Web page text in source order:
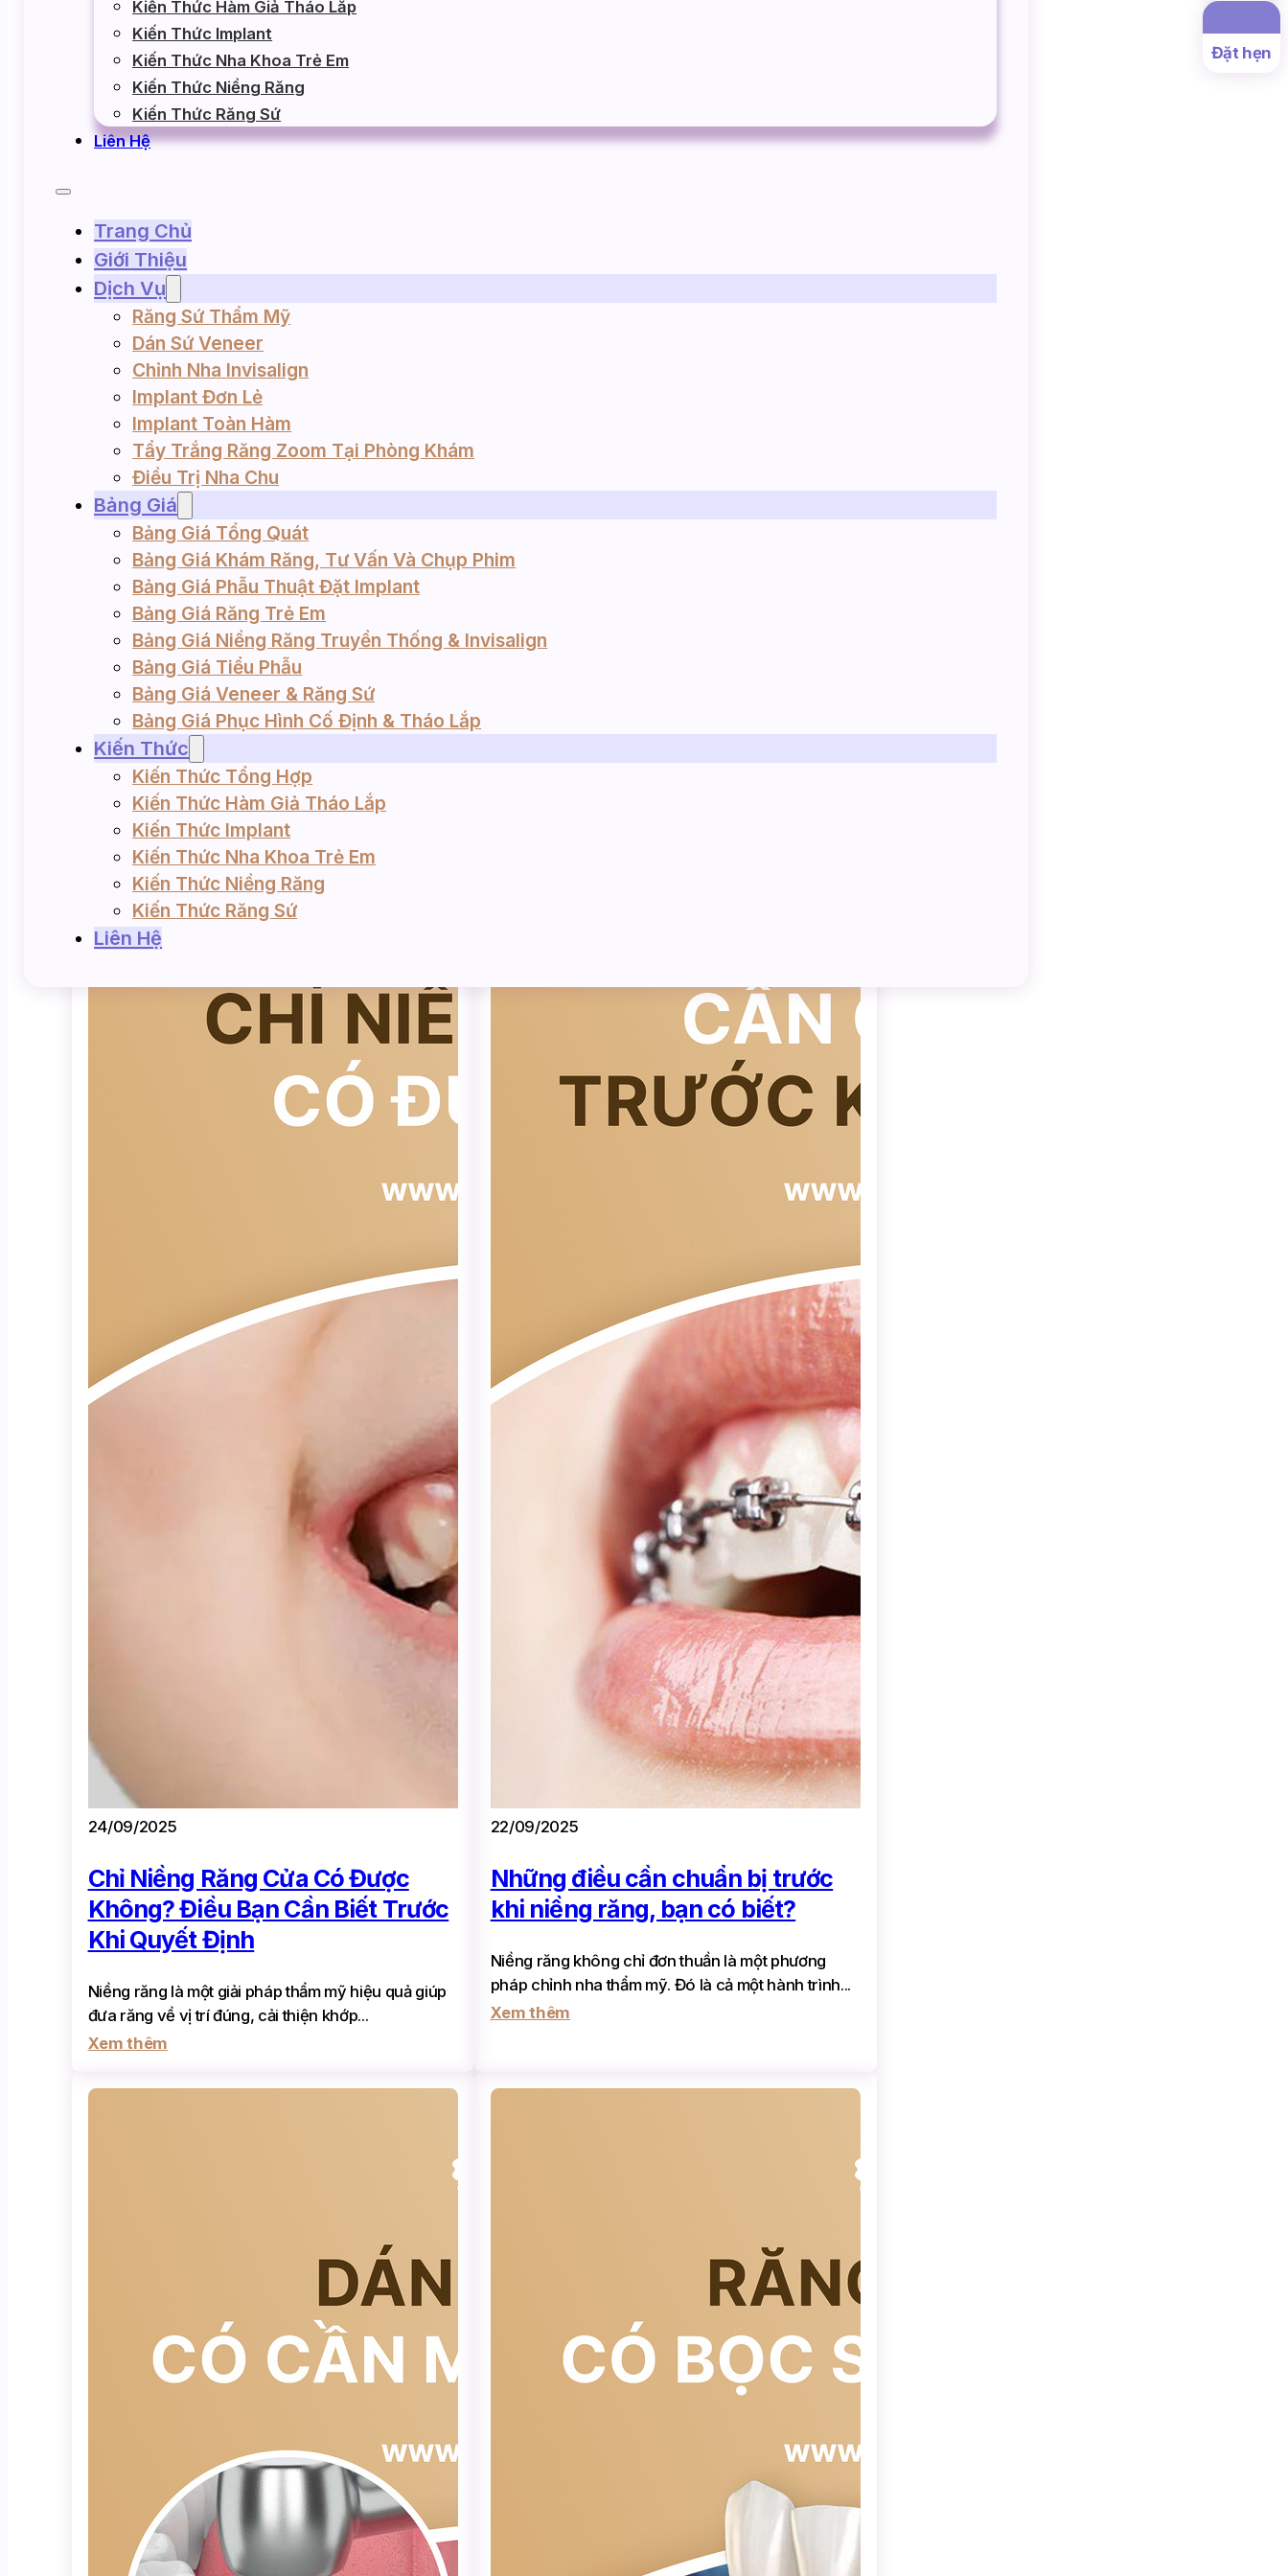
Kiến Thức Hàm Giả Tháo Lắp
Kiến Thức Implant
Kiến Thức Nha Khoa Trẻ Em
Kiến Thức Niềng Răng
Kiến Thức Răng Sứ
Liên Hệ
Trang Chủ
Giới Thiệu
Dịch Vụ
Răng Sứ Thẩm Mỹ
Dán Sứ Veneer
Chỉnh Nha Invisalign
Implant Đơn Lẻ
Implant Toàn Hàm
Tẩy Trắng Răng Zoom Tại Phòng Khám
Điều Trị Nha Chu
Bảng Giá
Bảng Giá Tổng Quát
Bảng Giá Khám Răng, Tư Vấn Và Chụp Phim
Bảng Giá Phẫu Thuật Đặt Implant
Bảng Giá Răng Trẻ Em
Bảng Giá Niềng Răng Truyền Thống & Invisalign
Bảng Giá Tiểu Phẫu
Bảng Giá Veneer & Răng Sứ
Bảng Giá Phục Hình Cố Định & Tháo Lắp
Kiến Thức
Kiến Thức Tổng Hợp
Kiến Thức Hàm Giả Tháo Lắp
Kiến Thức Implant
Kiến Thức Nha Khoa Trẻ Em
Kiến Thức Niềng Răng
Kiến Thức Răng Sứ
Liên Hệ
Đặt hẹn
28/09/2025
Răng Lung Lay: Nguyên Nhân,
Biểu Hiện và Cách Điều Trị
Ở một độ tuổi nhất định, nhiều người bắt đầu cảm
nhận rõ những thay đổi trong sức khỏe răng...
Xem thêm
26/09/2025
Nhân Và Biến Chứng Nguy Hiểm
Bạn đang gặp phải cơn đau nhức dữ dội ở vùng
24/09/2025
Chỉ Niềng Răng Cửa Có Được
Không? Điều Bạn Cần Biết Trước
Khi Quyết Định
Niềng răng là một giải pháp thẩm mỹ hiệu quả giúp
đưa răng về vị trí đúng, cải thiện khớp...
Xem thêm
22/09/2025
Những điều cần chuẩn bị trước
khi niềng răng, bạn có biết?
Niềng răng không chỉ đơn thuần là một phương
pháp chỉnh nha thẩm mỹ. Đó là cả một hành trình...
Xem thêm